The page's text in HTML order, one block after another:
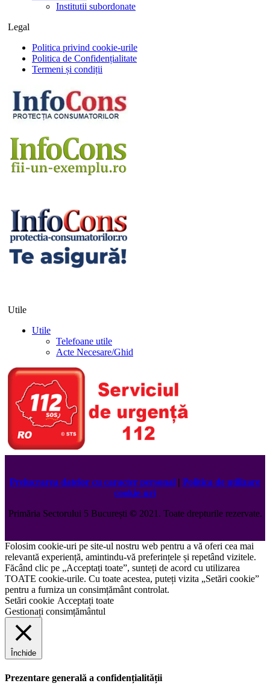
Institutii subordonate
Legal
Politica privind cookie-urile
Politica de Confidențialitate
Termeni și condiții
Utile
Utile
Telefoane utile
Acte Necesare/Ghid
Prelucrarea datelor cu caracter personal | Politica de utilizare
cookie-uri
Primăria Sectorului 5 București ©️2021. Toate drepturile rezervate.
Folosim cookie-uri pe site-ul nostru web pentru a vă oferi cea mai
relevantă experiență, amintindu-vă preferințele și repetând vizitele.
Făcând clic pe „Acceptați toate”, sunteți de acord cu utilizarea
TOATE cookie-urile. Cu toate acestea, puteți vizita „Setări cookie”
pentru a furniza un consimțământ controlat.
Setări cookie Acceptați toate
Gestionați consimțământul
Închide
Prezentare generală a confidențialității